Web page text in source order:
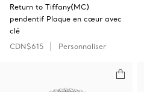
Return to Tiffany(MC)
pendentif Plaque en cœur avec
clé
CDN$615
Personnaliser